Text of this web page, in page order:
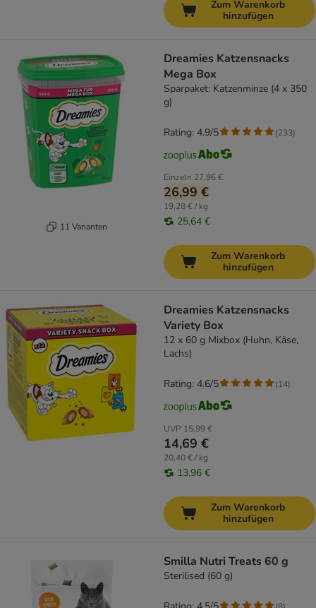
Zum Warenkorb
hinzufügen
11 Varianten
Dreamies Katzensnacks
Mega Box
Sparpaket: Katzenminze (4 x 350
g)
Einzeln 27,96 €
26,99 €
19,28 € / kg
25,64 €
Rating: 4.9/5 (233)
Zum Warenkorb
hinzufügen
Dreamies Katzensnacks
Variety Box
12 x 60 g Mixbox (Huhn, Käse,
Lachs)
UVP 15,99 €
14,69 €
20,40 € / kg
13,96 €
Rating: 4.6/5 (14)
Zum Warenkorb
hinzufügen
Smilla Nutri Treats 60 g
Sterilised (60 g)